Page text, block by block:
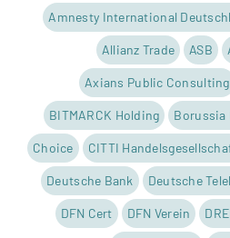
Amnesty Inter­na­tio­nal
Alli­anz Trade ASB
Axi­ans Public Con­sul­ting
BITMARCK Hol­ding Borus­sia
Choice CITTI
Deut­sche Bank Deut­sche
DFN Cert DFN Ver­ein